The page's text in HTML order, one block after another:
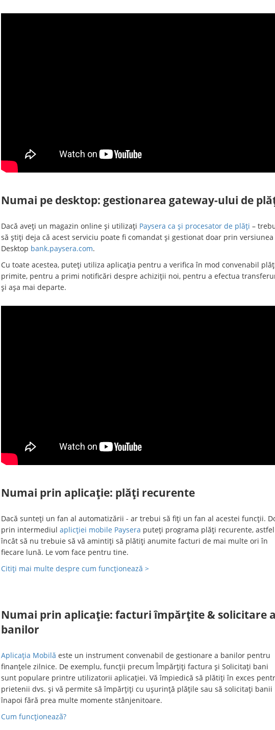
Numai pe desktop: gestionarea gateway-ului de
Dacă aveți un magazin online și utilizați Paysera ca și procesator de plăți –
să știți deja că acest serviciu poate fi comandat și gestionat doar prin versiunea
Desktop bank.paysera.com.
Cu toate acestea, puteți utiliza aplicația pentru a verifica în mod convenabil
primite, pentru a primi notificări despre achiziții noi, pentru a efectua
și așa mai departe.
Numai prin aplicație: plăți recurente
Dacă sunteți un fan al automatizării - ar trebui să fiți un fan al acestei funcții.
prin intermediul aplicției mobile Paysera puteți programa plăți recurente, astfel
încât să nu trebuie să vă amintiți să plătiți anumite facturi de mai multe ori în
fiecare lună. Le vom face pentru tine.
Citiți mai multe despre cum funcționează >
Numai prin aplicație: facturi împărțite & solicitare a
banilor
Aplicația Mobilă este un instrument convenabil de gestionare a banilor pentru
finanțele zilnice. De exemplu, funcții precum Împărțiți factura și Solicitați bani
sunt populare printre utilizatorii aplicației. Vă împiedică să plătiți în exces
prietenii dvs. și vă permite să împărțiți cu ușurință plățile sau să solicitați banii
înapoi fără prea multe momente stânjenitoare.
Cum funcționeazã?